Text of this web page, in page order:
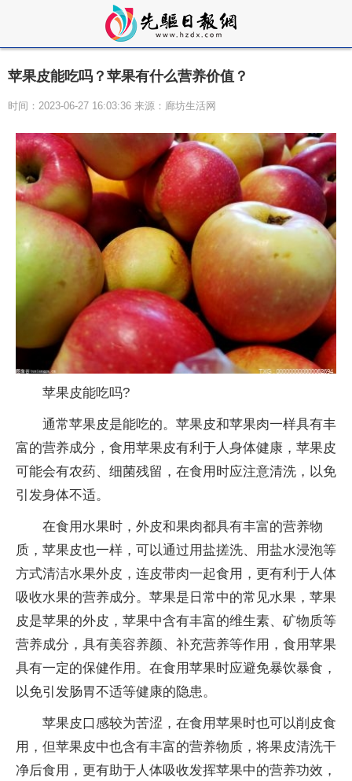
苹果皮能吃吗？苹果有什么营养价值？
时间：2023-06-27 16:03:36 来源：廊坊生活网
苹果皮能吃吗?
通常苹果皮是能吃的。苹果皮和苹果肉一样具有丰
富的营养成分，食用苹果皮有利于人身体健康，苹果皮
可能会有农药、细菌残留，在食用时应注意清洗，以免
引发身体不适。
在食用水果时，外皮和果肉都具有丰富的营养物
质，苹果皮也一样，可以通过用盐搓洗、用盐水浸泡等
方式清洁水果外皮，连皮带肉一起食用，更有利于人体
吸收水果的营养成分。苹果是日常中的常见水果，苹果
皮是苹果的外皮，苹果中含有丰富的维生素、矿物质等
营养成分，具有美容养颜、补充营养等作用，食用苹果
具有一定的保健作用。在食用苹果时应避免暴饮暴食，
以免引发肠胃不适等健康的隐患。
苹果皮口感较为苦涩，在食用苹果时也可以削皮食
用，但苹果皮中也含有丰富的营养物质，将果皮清洗干
净后食用，更有助于人体吸收发挥苹果中的营养功效，